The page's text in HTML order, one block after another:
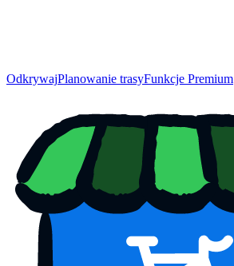
OdkrywajPlanowanie trasyFunkcje Premium